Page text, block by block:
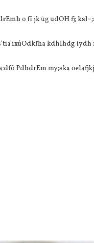
o fï jk úg udOH fj;
kdhlhdg iydh
PdhdrEm my;ska